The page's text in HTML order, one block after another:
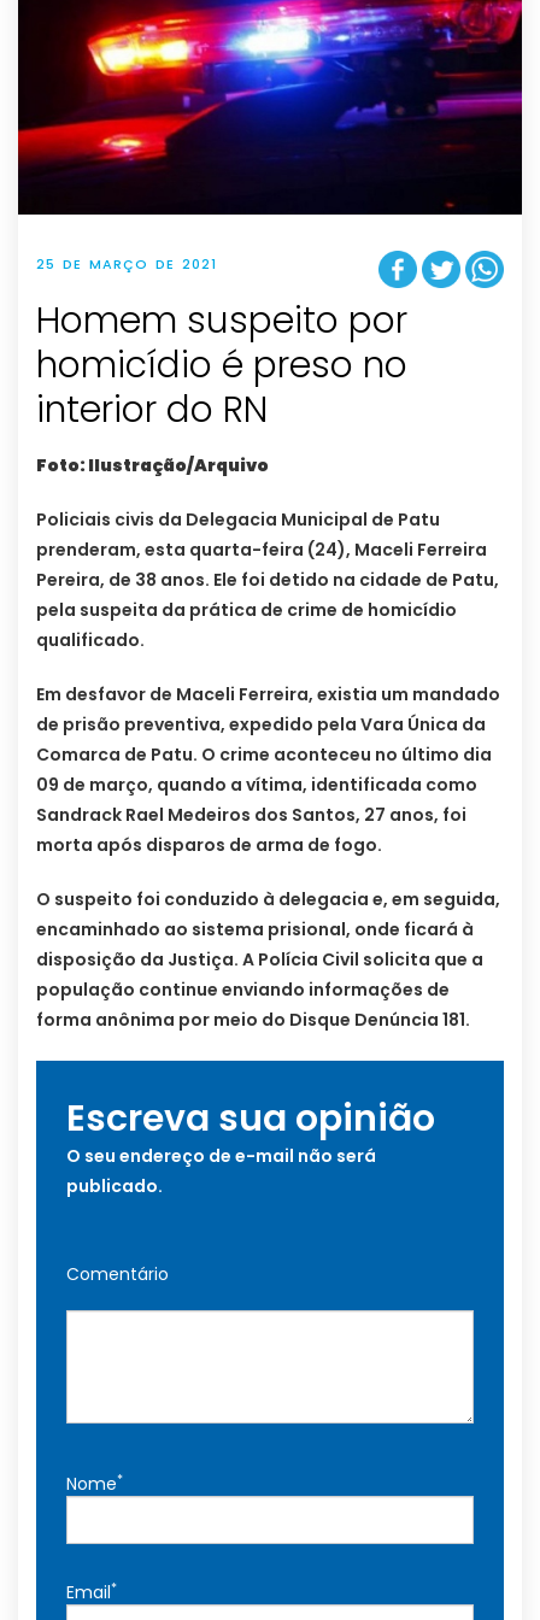
25 DE MARÇO DE 2021
Homem suspeito por
homicídio é preso no
interior do RN
Foto: Ilustração/Arquivo
Policiais civis da Delegacia Municipal de Patu
prenderam, esta quarta-feira (24), Maceli Ferreira
Pereira, de 38 anos. Ele foi detido na cidade de Patu,
pela suspeita da prática de crime de homicídio
qualificado.
Em desfavor de Maceli Ferreira, existia um mandado
de prisão preventiva, expedido pela Vara Única da
Comarca de Patu. O crime aconteceu no último dia
09 de março, quando a vítima, identificada como
Sandrack Rael Medeiros dos Santos, 27 anos, foi
morta após disparos de arma de fogo.
O suspeito foi conduzido à delegacia e, em seguida,
encaminhado ao sistema prisional, onde ficará à
disposição da Justiça. A Polícia Civil solicita que a
população continue enviando informações de
forma anônima por meio do Disque Denúncia 181.
Escreva sua opinião
O seu endereço de e-mail não será
publicado.
Comentário
Nome*
Email*